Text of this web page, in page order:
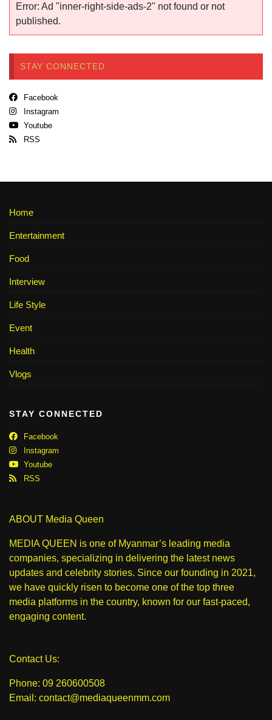
Error: Ad "inner-right-side-ads-2" not found or not
published.
STAY CONNECTED
Facebook
Instagram
Youtube
RSS
Home
Entertainment
Food
Interview
Life Style
Event
Health
Vlogs
STAY CONNECTED
Facebook
Instagram
Youtube
RSS
ABOUT Media Queen
MEDIA QUEEN is one of Myanmar’s leading media
companies, specializing in delivering the latest news
updates and celebrity stories. Since our founding in 2021,
we have quickly risen to become one of the top three
media platforms in the country, known for our fast-paced,
engaging content.
Contact Us:
Phone: 09 260600508
Email: contact@mediaqueenmm.com